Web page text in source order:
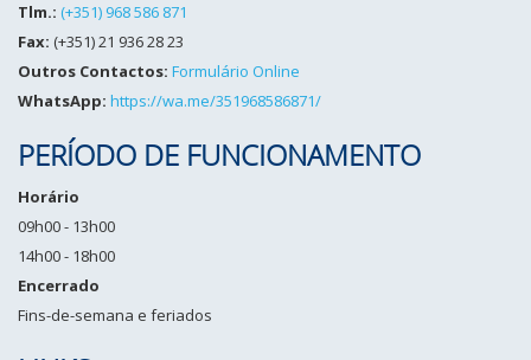
Tlm.: (+351) 968 586 871
Fax: (+351) 21 936 28 23
Outros Contactos: Formulário Online
WhatsApp: https://wa.me/351968586871/
PERÍODO DE FUNCIONAMENTO
Horário
09h00 - 13h00
14h00 - 18h00
Encerrado
Fins-de-semana e feriados